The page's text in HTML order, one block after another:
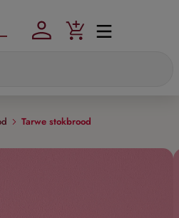
Tarwe stokbrood